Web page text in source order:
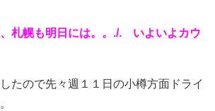
札幌も明日には。。./. いよいよカウ
たので先々週１１日の小樽方面ドライ